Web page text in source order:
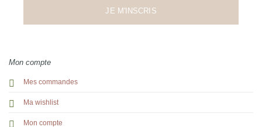
Mon compte
Mes commandes
Ma wishlist
Mon compte
JE M'INSCRIS